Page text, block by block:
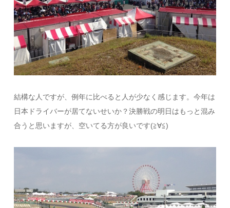
結構な人ですが、例年に比べると人が少なく感じます。今年は
日本ドライバーが居てないせいか？決勝戦の明日はもっと混み
合うと思いますが、空いてる方が良いです(≧∀≦)